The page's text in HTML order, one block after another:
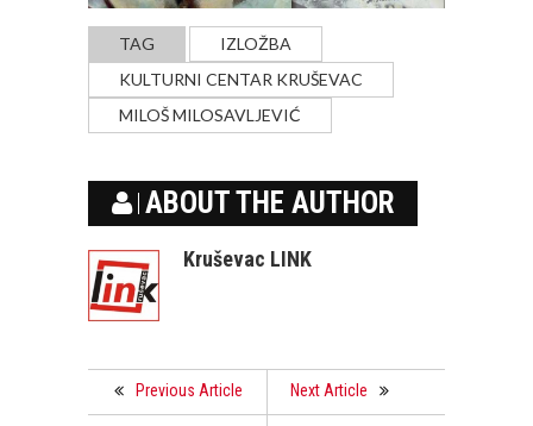
TAG
IZLOŽBA
KULTURNI CENTAR KRUŠEVAC
MILOŠ MILOSAVLJEVIĆ
ABOUT THE AUTHOR
Kruševac LINK
Previous Article Next Article